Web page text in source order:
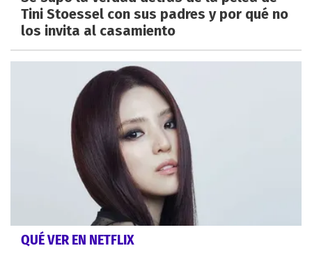
Tini Stoessel con sus padres y por qué no
los invita al casamiento
QUÉ VER EN NETFLIX